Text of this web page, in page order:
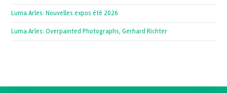
Luma Arles: Nouvelles expos été 2026
Luma Arles: Overpainted Photographs, Gerhard Richter